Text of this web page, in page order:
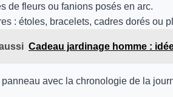
de fleurs ou fanions posés en arc.
: étoles, bracelets, cadres dorés ou
Cadeau jardinage homme :
avec la chronologie de la